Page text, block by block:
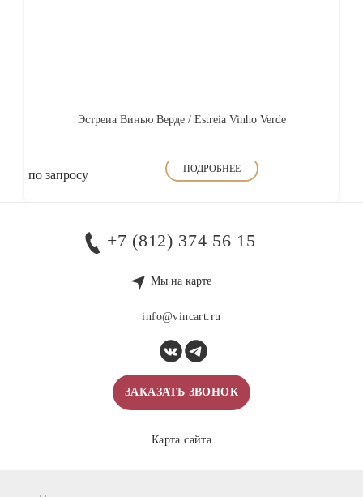
Эстреиа Винью Верде / Estreia Vinho Verde
по запросу ПОДРОБНЕЕ
+7 (812) 374 56 15
Мы на карте
info@vincart.ru
ЗАКАЗАТЬ ЗВОНОК
Карта сайта